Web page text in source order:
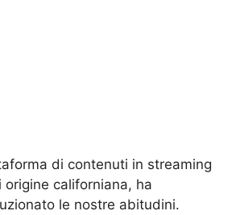
di contenuti in streaming
origine californiana, ha
le nostre abitudini.